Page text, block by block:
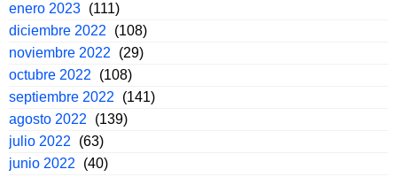
enero 2023 (111)
diciembre 2022
(108)
noviembre 2022
(29)
octubre 2022
(108)
septiembre 2022
(141)
agosto 2022
(139)
julio 2022
(63)
junio 2022
(40)